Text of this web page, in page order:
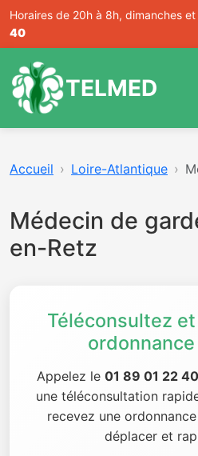
Horaires de 20h à 8h, dimanches
40
TELMED
Accueil Loire-Atlantique
Médecin de
en-Retz
Téléconsultez
Appelez le 01 89 01 22 40
une téléconsultation
recevez une
déplacer et